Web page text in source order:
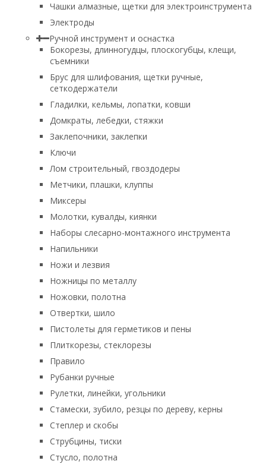
Чашки алмазные, щетки для электроинструмента
Электроды
Ручной инструмент и оснастка
Бокорезы, длинногудцы, плоскогубцы, клещи,
съемники
Брус для шлифования, щетки ручные,
сеткодержатели
Гладилки, кельмы, лопатки, ковши
Домкраты, лебедки, стяжки
Заклепочники, заклепки
Ключи
Лом строительный, гвоздодеры
Метчики, плашки, клуппы
Миксеры
Молотки, кувалды, киянки
Наборы слесарно-монтажного инструмента
Напильники
Ножи и лезвия
Ножницы по металлу
Ножовки, полотна
Отвертки, шило
Пистолеты для герметиков и пены
Плиткорезы, стеклорезы
Правило
Рубанки ручные
Рулетки, линейки, угольники
Стамески, зубило, резцы по дереву, керны
Степлер и скобы
Струбцины, тиски
Стусло, полотна